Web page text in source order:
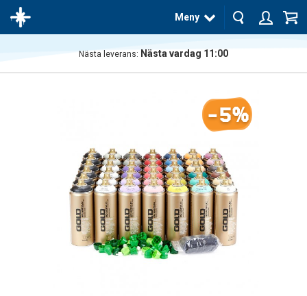
Meny
Nästa leverans: Nästa vardag 11:00
-5%